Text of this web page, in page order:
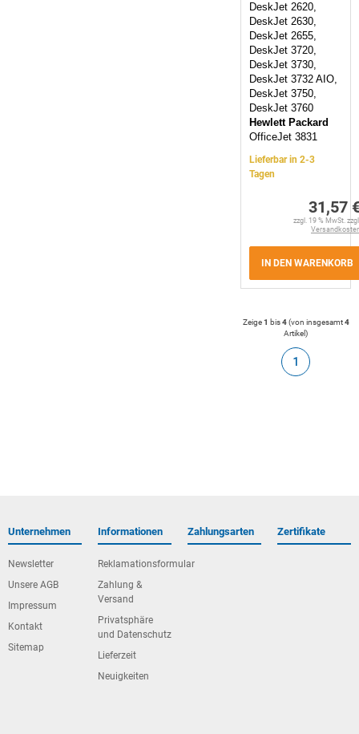
DeskJet 2620,
DeskJet 2630,
DeskJet 2655,
DeskJet 3720,
DeskJet 3730,
DeskJet 3732 AIO,
DeskJet 3750,
DeskJet 3760
Hewlett Packard
OfficeJet 3831
Lieferbar in 2-3
Tagen
31,57
zzgl. 19 % MwSt.
IN DEN WARENKORB
Zeige1 bis4(von insgesamt4
Artikel)
1
Unternehmen
Newsletter
Unsere AGB
Impressum
Kontakt
Sitemap
Informationen
Reklamationsformular
Zahlung &
Versand
Privatsphäre
und Datenschutz
Lieferzeit
Neuigkeiten
Zahlungsarten Zertifikate